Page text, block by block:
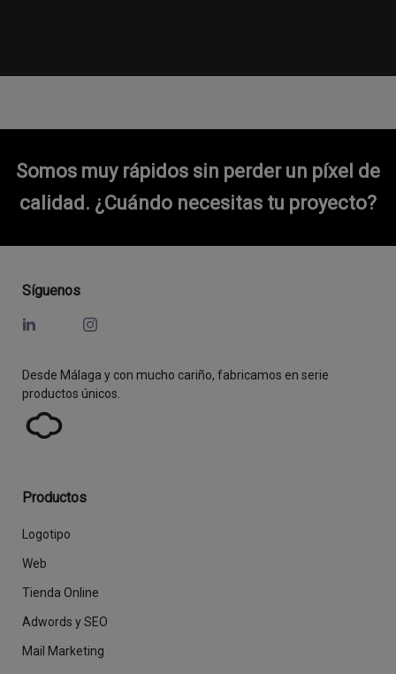
Somos muy rápidos sin perder un píxel de
calidad. ¿Cuándo necesitas tu proyecto?
Síguenos
Desde Málaga y con mucho cariño, fabricamos en serie
productos únicos.
Productos
Logotipo
Web
Tienda Online
Adwords y SEO
Mail Marketing